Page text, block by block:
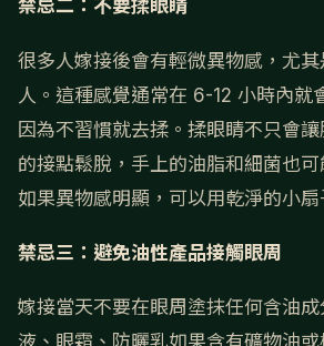
禁忌二：不要揉眼睛
很多人嫁接後會有輕微異物感，尤
人。這種感覺通常在 6-12 小時內就
因為不習慣就去揉。揉眼睛不只會
的接點鬆脫，手上的油脂和細菌也可
如果異物感明顯，可以用乾淨的小扇
禁忌三：避免油性產品接觸眼周
嫁接當天不要在眼周塗抹任何含油